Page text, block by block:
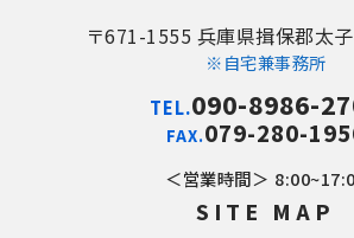
〒671-1555 兵庫県揖保郡太
※自宅兼事務所
TEL.090-8986-
FAX.079-280-
営業時間
SITE MAP